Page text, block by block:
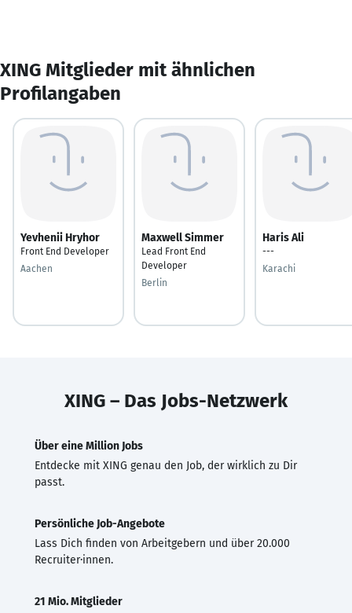
XING Mitglieder mit ähnlichen
Profilangaben
Yevhenii Hryhor
Front End Developer
Aachen
Maxwell Simmer
Lead Front End
Developer
Berlin
Haris Ali
---
Karachi
XING – Das Jobs-Netzwerk
Über eine Million Jobs
Entdecke mit XING genau den Job, der wirklich zu Dir
passt.
Persönliche Job-Angebote
Lass Dich finden von Arbeitgebern und über 20.000
Recruiter·innen.
21 Mio. Mitglieder